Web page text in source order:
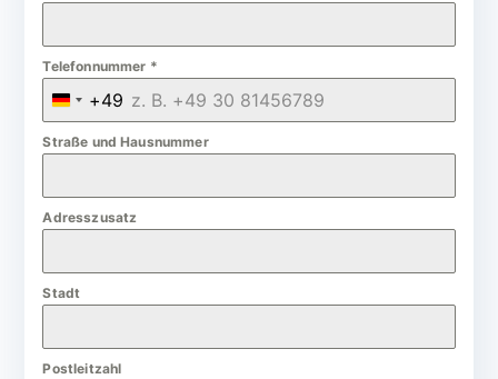
Telefonnummer *
G
e
m
a
y
+49
Straße und Hausnummer
Adresszusatz
Stadt
Postleitzahl